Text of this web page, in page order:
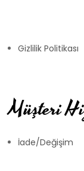
Gizlilik Politikası
Müşteri
İade/Değişim